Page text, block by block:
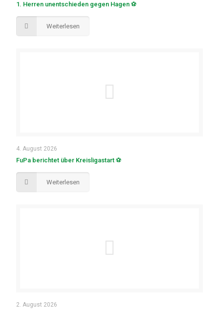
1. Herren unentschieden gegen Hagen ⚽
Weiterlesen
4. August 2026
FuPa berichtet über Kreisligastart ⚽
Weiterlesen
2. August 2026